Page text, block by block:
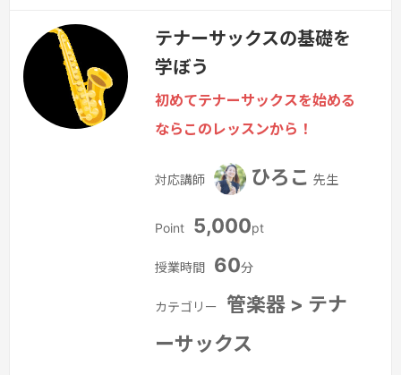
テナーサックスの基礎を
学ぼう
初めてテナーサックスを始める
ならこのレッスンから！
対応講師 ひろこ 先生
Point 5,000pt
授業時間 60分
カテゴリー
管楽器 > テナ
ーサックス